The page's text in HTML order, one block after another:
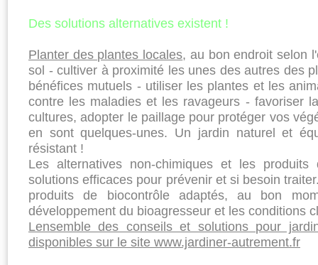
Des solutions alternatives existent !
Planter des plantes locales, au bon endroit selon
sol - cultiver à proximité les unes des autres des
bénéfices mutuels - utiliser les plantes et les
contre les maladies et les ravageurs - favoriser
cultures, adopter le paillage pour protéger vos
en sont quelques-unes. Un jardin naturel et
résistant !
Les alternatives non-chimiques et les
solutions efficaces pour prévenir et si besoin
produits de biocontrôle adaptés, au bon
développement du bioagresseur et les conditions
Lensemble des conseils et solutions pour
disponibles sur le site www.jardiner-autrement.fr